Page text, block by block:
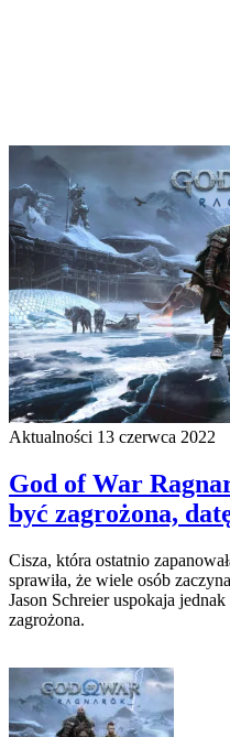
Aktualności 13 czerwca 2022
God of War
być zagrożona,
Cisza, która ostatnio
sprawiła, że wiele osób
Jason Schreier uspokaja
zagrożona.